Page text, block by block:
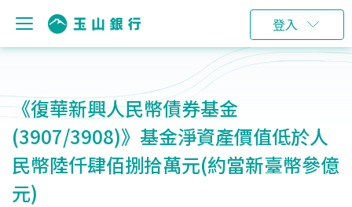
登入
《復華新興人民幣債券基金
(3907/3908)》基金淨資產價值低於人
民幣陸仟肆佰捌拾萬元(約當新臺幣參億
元)